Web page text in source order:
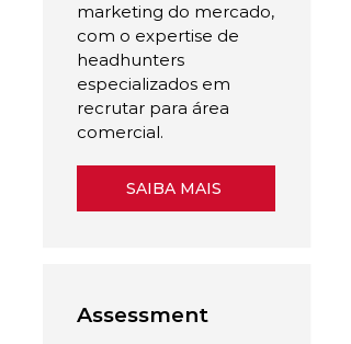
marketing do mercado,
com o expertise de
headhunters
especializados em
recrutar para área
comercial.
SAIBA MAIS
Assessment